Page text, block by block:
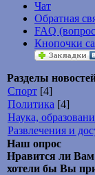
Чат
Обратная
FAQ
Кнопочки
Разделы
Спорт [4]
Политика [4]
Наука,
Развлечения и
Наш опрос
Нравится ли Вам
хотели бы Вы